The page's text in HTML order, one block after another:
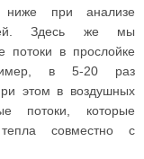
ниже при анализе
Здесь же мы
потоки в прослойке
в 5-20 раз
этом в воздушных
потоки, которые
совместно с